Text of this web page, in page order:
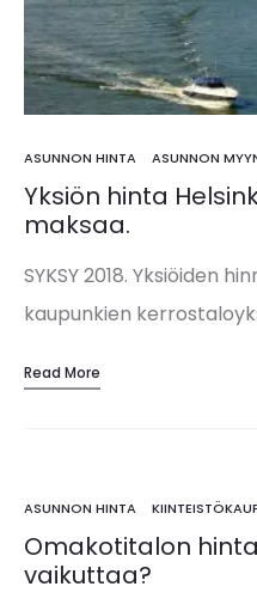
ASUNNON HINTA ASUNNON
Yksiön hinta
maksaa.
SYKSY 2018. Yksiöiden
kaupunkien
ja myydä.
Read More
ASUNNON HINTA
Omakotitalon
vaikuttaa?